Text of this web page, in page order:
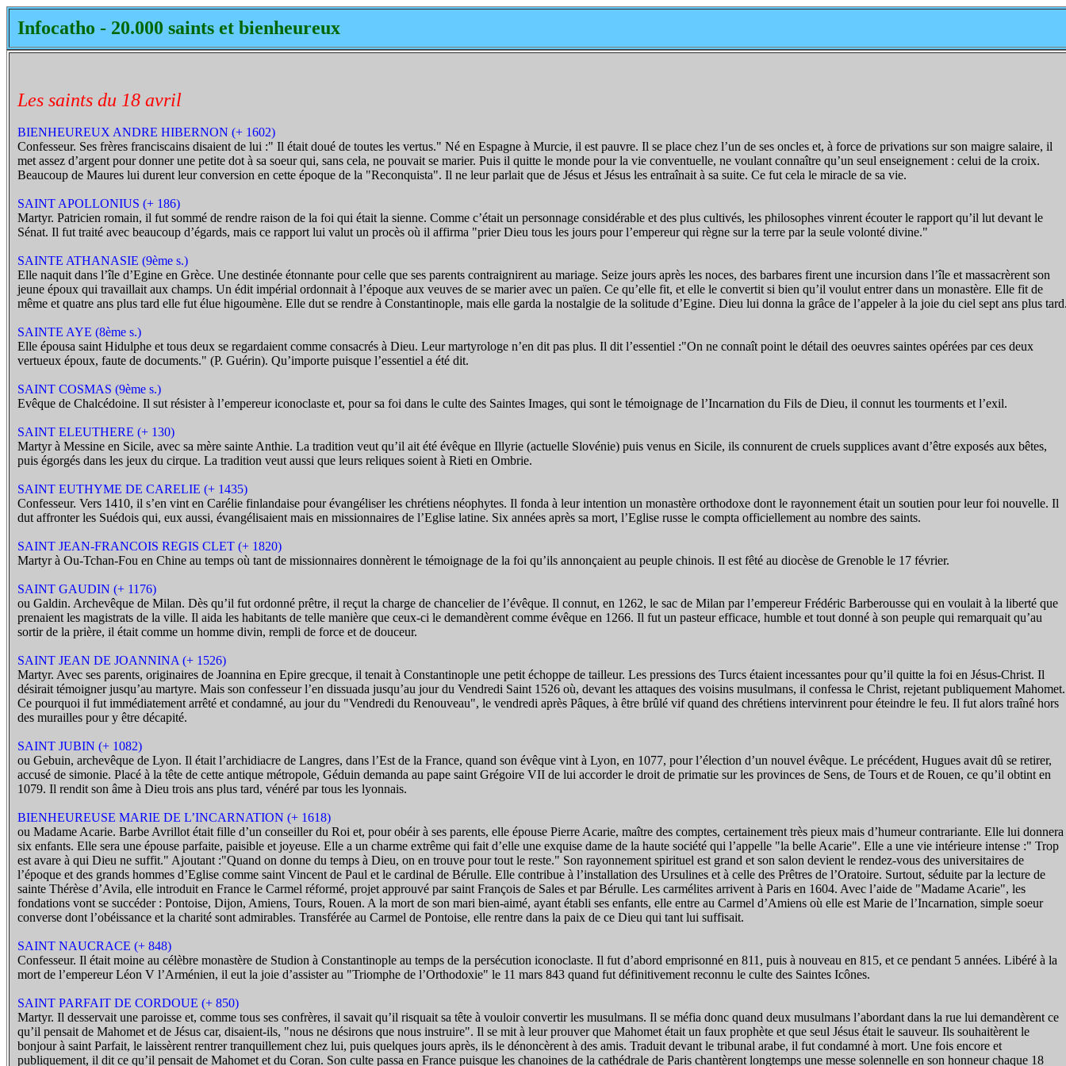
Infocatho - 20.000 saints et bienheureux
Les saints du 18 avril
BIENHEUREUX ANDRE HIBERNON (+ 1602)
Confesseur. Ses frères franciscains disaient de lui :" Il était doué de toutes les vertus." Né en Espagne à Murcie, il est pauvre. Il se place chez l’un de ses oncles et, à force de privations sur son maigre salaire, il
met assez d’argent pour donner une petite dot à sa soeur qui, sans cela, ne pouvait se marier. Puis il quitte le monde pour la vie conventuelle, ne voulant connaître qu’un seul enseignement : celui de la croix.
Beaucoup de Maures lui durent leur conversion en cette époque de la "Reconquista". Il ne leur parlait que de Jésus et Jésus les entraînait à sa suite. Ce fut cela le miracle de sa vie.
SAINT APOLLONIUS (+ 186)
Martyr. Patricien romain, il fut sommé de rendre raison de la foi qui était la sienne. Comme c’était un personnage considérable et des plus cultivés, les philosophes vinrent écouter le rapport qu’il lut devant le
Sénat. Il fut traité avec beaucoup d’égards, mais ce rapport lui valut un procès où il affirma "prier Dieu tous les jours pour l’empereur qui règne sur la terre par la seule volonté divine."
SAINTE ATHANASIE (9ème s.)
Elle naquit dans l’île d’Egine en Grèce. Une destinée étonnante pour celle que ses parents contraignirent au mariage. Seize jours après les noces, des barbares firent une incursion dans l’île et massacrèrent son
jeune époux qui travaillait aux champs. Un édit impérial ordonnait à l’époque aux veuves de se marier avec un païen. Ce qu’elle fit, et elle le convertit si bien qu’il voulut entrer dans un monastère. Elle fit de
même et quatre ans plus tard elle fut élue higoumène. Elle dut se rendre à Constantinople, mais elle garda la nostalgie de la solitude d’Egine. Dieu lui donna la grâce de l’appeler à la joie du ciel sept ans plus
SAINTE AYE (8ème s.)
Elle épousa saint Hidulphe et tous deux se regardaient comme consacrés à Dieu. Leur martyrologe n’en dit pas plus. Il dit l’essentiel :"On ne connaît point le détail des oeuvres saintes opérées par ces deux
vertueux époux, faute de documents." (P. Guérin). Qu’importe puisque l’essentiel a été dit.
SAINT COSMAS (9ème s.)
Evêque de Chalcédoine. Il sut résister à l’empereur iconoclaste et, pour sa foi dans le culte des Saintes Images, qui sont le témoignage de l’Incarnation du Fils de Dieu, il connut les tourments et l’exil.
SAINT ELEUTHERE (+ 130)
Martyr à Messine en Sicile, avec sa mère sainte Anthie. La tradition veut qu’il ait été évêque en Illyrie (actuelle Slovénie) puis venus en Sicile, ils connurent de cruels supplices avant d’être exposés aux bêtes,
puis égorgés dans les jeux du cirque. La tradition veut aussi que leurs reliques soient à Rieti en Ombrie.
SAINT EUTHYME DE CARELIE (+ 1435)
Confesseur. Vers 1410, il s’en vint en Carélie finlandaise pour évangéliser les chrétiens néophytes. Il fonda à leur intention un monastère orthodoxe dont le rayonnement était un soutien pour leur foi nouvelle. Il
dut affronter les Suédois qui, eux aussi, évangélisaient mais en missionnaires de l’Eglise latine. Six années après sa mort, l’Eglise russe le compta officiellement au nombre des saints.
SAINT JEAN-FRANCOIS REGIS CLET (+ 1820)
Martyr à Ou-Tchan-Fou en Chine au temps où tant de missionnaires donnèrent le témoignage de la foi qu’ils annonçaient au peuple chinois. Il est fêté au diocèse de Grenoble le 17 février.
SAINT GAUDIN (+ 1176)
ou Galdin. Archevêque de Milan. Dès qu’il fut ordonné prêtre, il reçut la charge de chancelier de l’évêque. Il connut, en 1262, le sac de Milan par l’empereur Frédéric Barberousse qui en voulait à la liberté que
prenaient les magistrats de la ville. Il aida les habitants de telle manière que ceux-ci le demandèrent comme évêque en 1266. Il fut un pasteur efficace, humble et tout donné à son peuple qui remarquait qu’au
sortir de la prière, il était comme un homme divin, rempli de force et de douceur.
SAINT JEAN DE JOANNINA (+ 1526)
Martyr. Avec ses parents, originaires de Joannina en Epire grecque, il tenait à Constantinople une petit échoppe de tailleur. Les pressions des Turcs étaient incessantes pour qu’il quitte la foi en Jésus-Christ. Il
désirait témoigner jusqu’au martyre. Mais son confesseur l’en dissuada jusqu’au jour du Vendredi Saint 1526 où, devant les attaques des voisins musulmans, il confessa le Christ, rejetant publiquement Mahomet.
Ce pourquoi il fut immédiatement arrêté et condamné, au jour du "Vendredi du Renouveau", le vendredi après Pâques, à être brûlé vif quand des chrétiens intervinrent pour éteindre le feu. Il fut alors traîné hors
des murailles pour y être décapité.
SAINT JUBIN (+ 1082)
ou Gebuin, archevêque de Lyon. Il était l’archidiacre de Langres, dans l’Est de la France, quand son évêque vint à Lyon, en 1077, pour l’élection d’un nouvel évêque. Le précédent, Hugues avait dû se retirer,
accusé de simonie. Placé à la tête de cette antique métropole, Géduin demanda au pape saint Grégoire VII de lui accorder le droit de primatie sur les provinces de Sens, de Tours et de Rouen, ce qu’il obtint en
1079. Il rendit son âme à Dieu trois ans plus tard, vénéré par tous les lyonnais.
BIENHEUREUSE MARIE DE L’INCARNATION (+ 1618)
ou Madame Acarie. Barbe Avrillot était fille d’un conseiller du Roi et, pour obéir à ses parents, elle épouse Pierre Acarie, maître des comptes, certainement très pieux mais d’humeur contrariante. Elle lui donnera
six enfants. Elle sera une épouse parfaite, paisible et joyeuse. Elle a un charme extrême qui fait d’elle une exquise dame de la haute société qui l’appelle "la belle Acarie". Elle a une vie intérieure intense :" Trop
est avare à qui Dieu ne suffit." Ajoutant :"Quand on donne du temps à Dieu, on en trouve pour tout le reste." Son rayonnement spirituel est grand et son salon devient le rendez-vous des universitaires de
l’époque et des grands hommes d’Eglise comme saint Vincent de Paul et le cardinal de Bérulle. Elle contribue à l’installation des Ursulines et à celle des Prêtres de l’Oratoire. Surtout, séduite par la lecture de
sainte Thérèse d’Avila, elle introduit en France le Carmel réformé, projet approuvé par saint François de Sales et par Bérulle. Les carmélites arrivent à Paris en 1604. Avec l’aide de "Madame Acarie", les
fondations vont se succéder : Pontoise, Dijon, Amiens, Tours, Rouen. A la mort de son mari bien-aimé, ayant établi ses enfants, elle entre au Carmel d’Amiens où elle est Marie de l’Incarnation, simple soeur
converse dont l’obéissance et la charité sont admirables. Transférée au Carmel de Pontoise, elle rentre dans la paix de ce Dieu qui tant lui suffisait.
SAINT NAUCRACE (+ 848)
Confesseur. Il était moine au célèbre monastère de Studion à Constantinople au temps de la persécution iconoclaste. Il fut d’abord emprisonné en 811, puis à nouveau en 815, et ce pendant 5 années. Libéré à la
mort de l’empereur Léon V l’Arménien, il eut la joie d’assister au "Triomphe de l’Orthodoxie" le 11 mars 843 quand fut définitivement reconnu le culte des Saintes Icônes.
SAINT PARFAIT DE CORDOUE (+ 850)
Martyr. Il desservait une paroisse et, comme tous ses confrères, il savait qu’il risquait sa tête à vouloir convertir les musulmans. Il se méfia donc quand deux musulmans l’abordant dans la rue lui demandèrent ce
qu’il pensait de Mahomet et de Jésus car, disaient-ils, "nous ne désirons que nous instruire". Il se mit à leur prouver que Mahomet était un faux prophète et que seul Jésus était le sauveur. Ils souhaitèrent le
bonjour à saint Parfait, le laissèrent rentrer tranquillement chez lui, puis quelques jours après, ils le dénoncèrent à des amis. Traduit devant le tribunal arabe, il fut condamné à mort. Une fois encore et
publiquement, il dit ce qu’il pensait de Mahomet et du Coran. Son culte passa en France puisque les chanoines de la cathédrale de Paris chantèrent longtemps une messe solennelle en son honneur chaque 18